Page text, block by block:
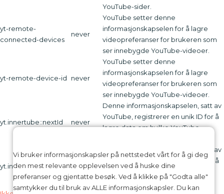
Vi bruker informasjonskapsler på nettstedet vårt for å gi deg
den mest relevante opplevelsen ved å huske dine
preferanser og gjentatte besøk. Ved å klikke på "Godta alle"
samtykker du til bruk av ALLE informasjonskapsler. Du kan
YouTube-sider.
yt-remote-
connected-devices
never
YouTube setter denne
informasjonskapselen for å lagre
videopreferanser for brukeren som
ser innebygde YouTube-videoer.
yt-remote-device-id never
YouTube setter denne
informasjonskapselen for å lagre
videopreferanser for brukeren som
ser innebygde YouTube-videoer.
yt.innertube::nextId never
Denne informasjonskapselen, satt av
YouTube, registrerer en unik ID for å
lagre data om hvilke YouTube-
yt.innertube::requestsnever
Denne informasjonskapselen, satt av
YouTube, registrerer en unik ID for å
videoer brukeren har sett.